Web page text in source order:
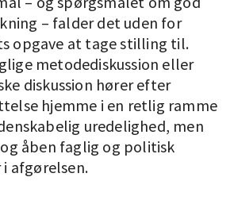
– falder det uden for
opgave at tage stilling til.
metodediskussion eller
diskussion hører efter
hjemme i en retlig ramme
uredelighed, men
åben faglig og politisk
i afgørelsen.